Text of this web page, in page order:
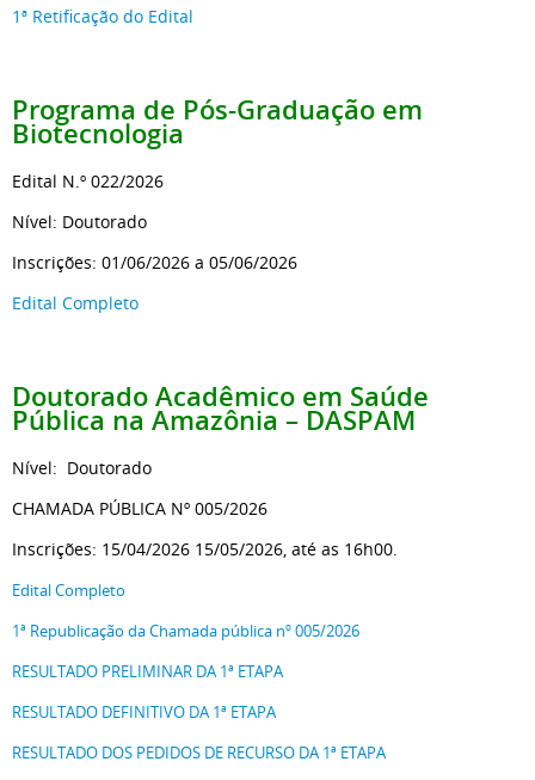
1ª Retificação do Edital
Programa de Pós-Graduação em
Biotecnologia
Edital N.º 022/2026
Nível: Doutorado
Inscrições: 01/06/2026 a 05/06/2026
Edital Completo
Doutorado Acadêmico em Saúde
Pública na Amazônia – DASPAM
Nível: Doutorado
CHAMADA PÚBLICA Nº 005/2026
Inscrições: 15/04/2026 15/05/2026, até as 16h00.
Edital Completo
1ª Republicação da Chamada pública nº 005/2026
RESULTADO PRELIMINAR DA 1ª ETAPA
RESULTADO DEFINITIVO DA 1ª ETAPA
RESULTADO DOS PEDIDOS DE RECURSO DA 1ª ETAPA